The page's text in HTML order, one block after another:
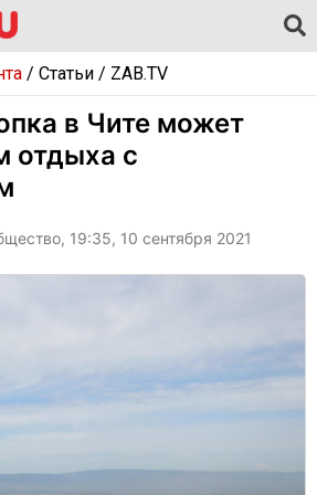
/ Статьи/ ZAB.TV
в Чите может
отдыха с
19:35, 10 сентября 2021